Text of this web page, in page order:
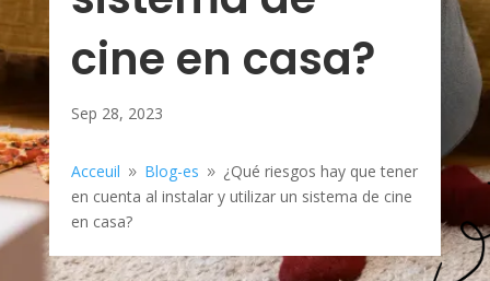
cine en casa?
Sep 28, 2023
Acceuil 9 Blog-es 9 ¿Qué riesgos hay que tener
en cuenta al instalar y utilizar un sistema de cine
en casa?